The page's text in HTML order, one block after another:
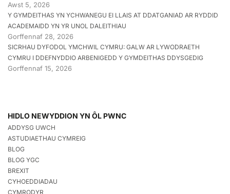
Awst 5, 2026
Y GYMDEITHAS YN YCHWANEGU EI LLAIS AT DDATGANIAD AR RYDDID
ACADEMAIDD YN YR UNOL DALEITHIAU
Gorffennaf 28, 2026
SICRHAU DYFODOL YMCHWIL CYMRU: GALW AR LYWODRAETH
CYMRU I DDEFNYDDIO ARBENIGEDD Y GYMDEITHAS DDYSGEDIG
Gorffennaf 15, 2026
HIDLO NEWYDDION YN ÔL PWNC
ADDYSG UWCH
ASTUDIAETHAU CYMREIG
BLOG
BLOG YGC
BREXIT
CYHOEDDIADAU
CYMRODYR